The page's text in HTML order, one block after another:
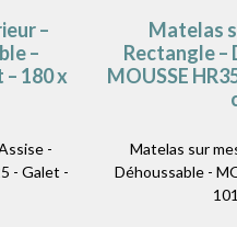
–
–
– 180 x
-
- Galet -
Matelas
Rectangle –
MOUSSE
Matelas sur
Déhoussable -